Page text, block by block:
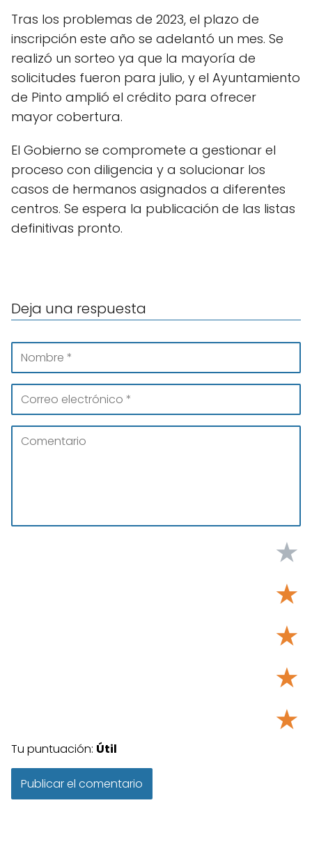
Tras los problemas de 2023, el plazo de
inscripción este año se adelantó un mes. Se
realizó un sorteo ya que la mayoría de
solicitudes fueron para julio, y el Ayuntamiento
de Pinto amplió el crédito para ofrecer
mayor cobertura.
El Gobierno se compromete a gestionar el
proceso con diligencia y a solucionar los
casos de hermanos asignados a diferentes
centros. Se espera la publicación de las listas
definitivas pronto.
Deja una respuesta
★
★
★
★
★
Tu puntuación: Útil